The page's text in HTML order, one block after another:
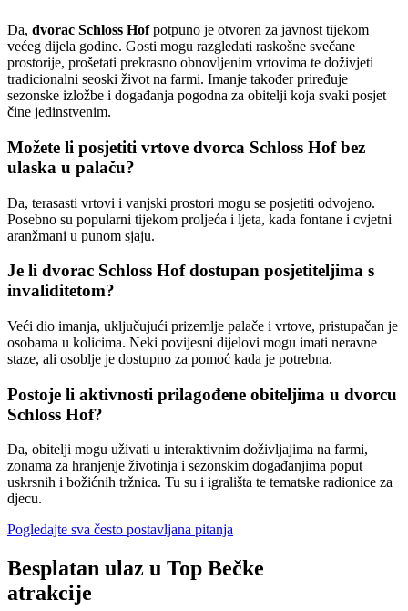
Da, dvorac Schloss Hofpotpuno je otvoren za javnost tijekom
većeg dijela godine. Gosti mogu razgledati raskošne svečane
prostorije, prošetati prekrasno obnovljenim vrtovima te doživjeti
tradicionalni seoski život na farmi. Imanje također priređuje
sezonske izložbe i događanja pogodna za obitelji koja svaki posjet
čine jedinstvenim.
Možete li posjetiti vrtove dvorca Schloss Hof bez
ulaska u palaču?
Da, terasasti vrtovi i vanjski prostori mogu se posjetiti odvojeno.
Posebno su popularni tijekom proljeća i ljeta, kada fontane i cvjetni
aranžmani u punom sjaju.
Je li dvorac Schloss Hof dostupan posjetiteljima s
invaliditetom?
Veći dio imanja, uključujući prizemlje palače i vrtove, pristupačan je
osobama u kolicima. Neki povijesni dijelovi mogu imati neravne
staze, ali osoblje je dostupno za pomoć kada je potrebna.
Postoje li aktivnosti prilagođene obiteljima u dvorcu
Schloss Hof?
Da, obitelji mogu uživati u interaktivnim doživljajima na farmi,
zonama za hranjenje životinja i sezonskim događanjima poput
uskrsnih i božićnih tržnica. Tu su i igrališta te tematske radionice za
djecu.
Pogledajte sva često postavljana pitanja
Besplatan ulaz u Top Bečke
atrakcije